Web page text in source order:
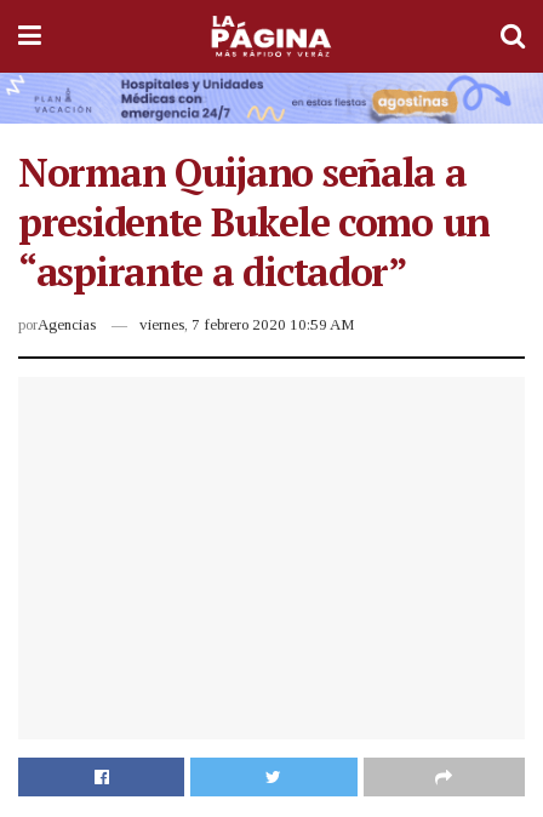
Norman Quijano señala a
presidente Bukele como un
“aspirante a dictador”
porAgencias viernes, 7 febrero 2020 10:59 AM